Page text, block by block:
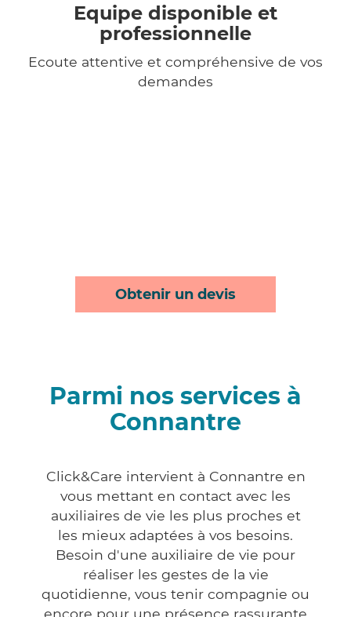
Equipe disponible et
professionnelle
Ecoute attentive et compréhensive de vos
demandes
Obtenir un devis
Parmi nos services à
Connantre
Click&Care intervient à Connantre en
vous mettant en contact avec les
auxiliaires de vie les plus proches et
les mieux adaptées à vos besoins.
Besoin d'une auxiliaire de vie pour
réaliser les gestes de la vie
quotidienne, vous tenir compagnie ou